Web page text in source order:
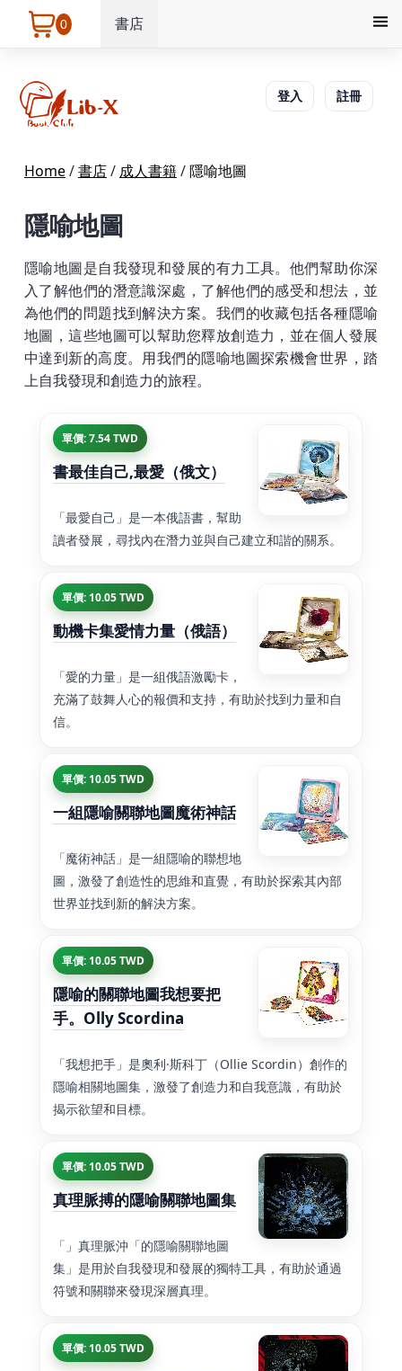
0 書店
登入 註冊
Home/書店/ 成人書籍/隱喻地圖
隱喻地圖
隱喻地圖是自我發現和發展的有力工具。他們幫助你深
入了解他們的潛意識深處，了解他們的感受和想法，並
為他們的問題找到解決方案。我們的收藏包括各種隱喻
地圖，這些地圖可以幫助您釋放創造力，並在個人發展
中達到新的高度。用我們的隱喻地圖探索機會世界，踏
上自我發現和創造力的旅程。
單價: 7.54 TWD
書最佳自己,最愛（俄文）
「最愛自己」是一本俄語書，幫助
讀者發展，尋找內在潛力並與自己建立和諧的關系。
單價: 10.05 TWD
動機卡集愛情力量（俄語）
「愛的力量」是一組俄語激勵卡，
充滿了鼓舞人心的報價和支持，有助於找到力量和自
信。
單價: 10.05 TWD
一組隱喻關聯地圖魔術神話
「魔術神話」是一組隱喻的聯想地
圖，激發了創造性的思維和直覺，有助於探索其內部
世界並找到新的解決方案。
單價: 10.05 TWD
隱喻的關聯地圖我想要把
手。Olly Scordina
「我想把手」是奧利·斯科丁（Ollie Scordin）創作的
隱喻相關地圖集，激發了創造力和自我意識，有助於
揭示欲望和目標。
單價: 10.05 TWD
真理脈搏的隱喻關聯地圖集
「」真理脈沖「的隱喻關聯地圖
集」是用於自我發現和發展的獨特工具，有助於通過
符號和關聯來發現深層真理。
單價: 10.05 TWD